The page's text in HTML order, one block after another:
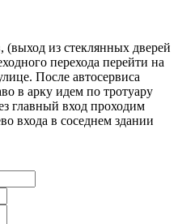
из стеклянных дверей
перехода перейти на
После автосервиса
в арку идем по тротуару
главный вход проходим
входа в соседнем здании